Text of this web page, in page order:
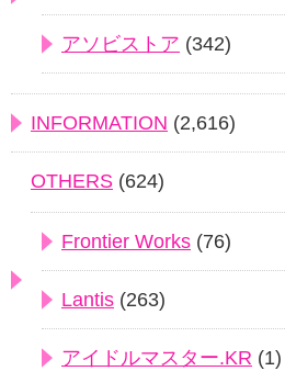
アソビストア (342)
INFORMATION (2,616)
OTHERS (624)
Frontier Works (76)
Lantis (263)
アイドルマスター.KR (1)